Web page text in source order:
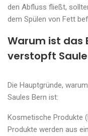
den Abfluss fließt,
dem Spülen von Fett
Warum ist das
verstopft
Die Hauptgründe,
Saules Bern ist:
Kosmetische Produkte
Produkte werden aus